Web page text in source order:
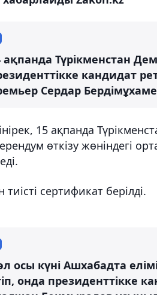
ақпанда Түрікменстан
кандидат
Сердар
15 ақпанда
өткізу жөніндегі
тиісті сертификат берілді.
осы күні Ашхабадта
онда президенттікке